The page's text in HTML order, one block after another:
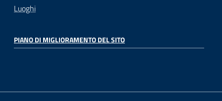
Luoghi
PIANO DI MIGLIORAMENTO DEL SITO